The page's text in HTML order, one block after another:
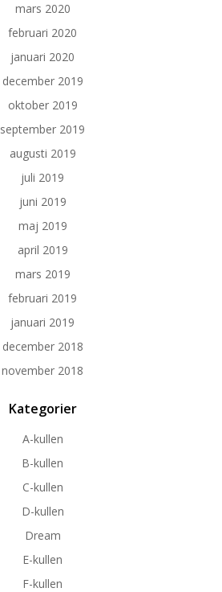
mars 2020
februari 2020
januari 2020
december 2019
oktober 2019
september 2019
augusti 2019
juli 2019
juni 2019
maj 2019
april 2019
mars 2019
februari 2019
januari 2019
december 2018
november 2018
Kategorier
A-kullen
B-kullen
C-kullen
D-kullen
Dream
E-kullen
F-kullen